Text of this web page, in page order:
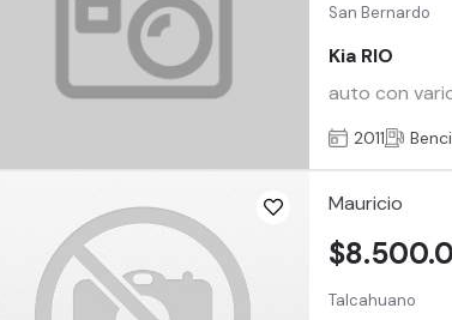
San Bernardo
Kia RIO
auto con
2011
Mauricio
Talcahuano